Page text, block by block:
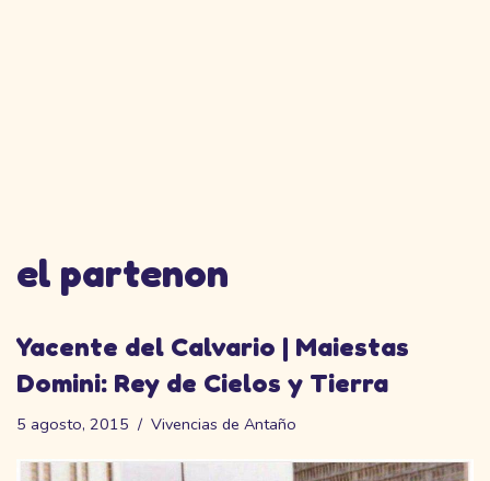
el partenon
Yacente del Calvario | Maiestas
Domini: Rey de Cielos y Tierra
5 agosto, 2015 Vivencias de Antaño